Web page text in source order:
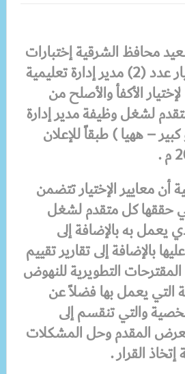
محافظ الشرقيةإختبارات
لجنة القيادات لإختيار عدد (2) مدير إدارة تعليمية
الأكفأ والأصلح من
عدد (77) متقدم لشغل وظيفة مدير إدارة
كبير – ههيا ) طبقاً للإعلان
أن معايير الإختيار تتضمن
حققها كل متقدم لشغل
يعمل به بالإضافة إلى
بالإضافة إلى تقارير تقييم
المقترحات التطويرية للنهوض
التي يعمل بها فضلاً عن
والتي تنقسم إلى
المقدم وحل المشكلات
القرار .